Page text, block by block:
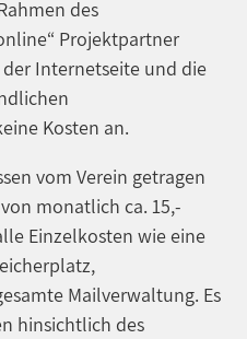
des
Projektpartner
Internetseite und die
Kosten an.
vom Verein getragen
monatlich ca. 15,-
Einzelkosten wie eine
Mailverwaltung. Es
hinsichtlich des